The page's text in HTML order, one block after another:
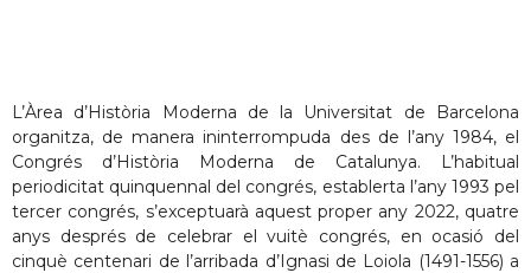
L’Àrea d’Història Moderna de la Universitat de Barcelona
organitza, de manera ininterrompuda des de l’any 1984, el
Congrés d’Història Moderna de Catalunya. L’habitual
periodicitat quinquennal del congrés, establerta l’any 1993 pel
tercer congrés, s’exceptuarà aquest proper any 2022, quatre
anys després de celebrar el vuitè congrés, en ocasió del
cinquè centenari de l’arribada d’Ignasi de Loiola (1491-1556) a